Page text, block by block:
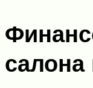
салона